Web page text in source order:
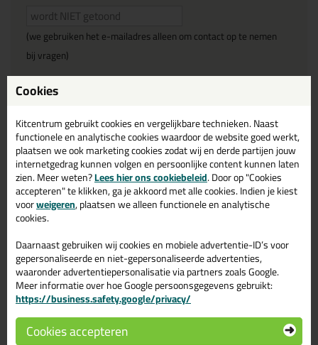
(we gebruiken het e-mailadres alleen om contact op te nemen
bij vragen)
Reviewtitel *
Je ervaring
Beoordeling
Zou jij dit product aanbevelen bij anderen?
ja
nee
Cookies
Kitcentrum gebruikt cookies en vergelijkbare technieken. Naast
functionele en analytische cookies waardoor de website goed werkt,
plaatsen we ook marketing cookies zodat wij en derde partijen jouw
internetgedrag kunnen volgen en persoonlijke content kunnen laten
zien. Meer weten?Lees hier ons cookiebeleid. Door op "Cookies
accepteren" te klikken, ga je akkoord met alle cookies. Indien je kiest
voorweigeren, plaatsen we alleen functionele en analytische
cookies.
Daarnaast gebruiken wij cookies en mobiele advertentie-ID’s voor
gepersonaliseerde en niet-gepersonaliseerde advertenties,
waaronder advertentiepersonalisatie via partners zoals Google.
Meer informatie over hoe Google persoonsgegevens gebruikt:
https://business.safety.google/privacy/
Cookies accepteren